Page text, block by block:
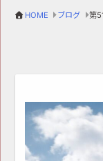
HOME ブログ 第